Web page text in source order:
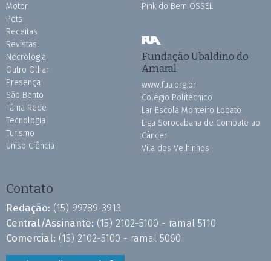
Motor
Pets
Receitas
Revistas
Necrologia
Outro Olhar
Presença
São Bento
Tá na Rede
Tecnologia
Turismo
Uniso Ciência
Pink do Bem OSSEL
Fundação Ubaldino do
Amaral
www.fua.org.br
Colégio Politécnico
Lar Escola Monteiro Lobato
Liga Sorocabana de Combate ao
Câncer
Vila dos Velhinhos
Contato
Redação: (15) 99789-3913
Central/Assinante: (15) 2102-5100 - ramal 5110
Comercial: (15) 2102-5100 - ramal 5060